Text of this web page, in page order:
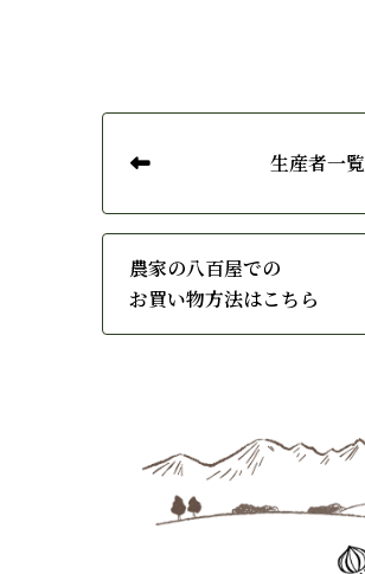
生産者一覧
農家の八百屋での
お買い物方法はこちら